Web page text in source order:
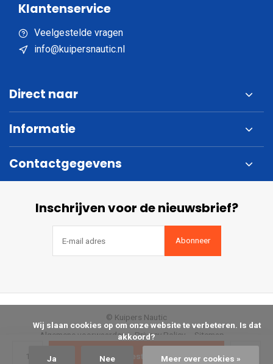
Bestellen
Klantenservice
Veelgestelde vragen
info@kuipersnautic.nl
Direct naar
Informatie
Contactgegevens
Inschrijven voor de nieuwsbrief?
Abonneer
Algemene voorwaarden Privacy Policy Sitemap
© Kuipers Nautic
akkoord?
Ja Nee Meer over cookies »